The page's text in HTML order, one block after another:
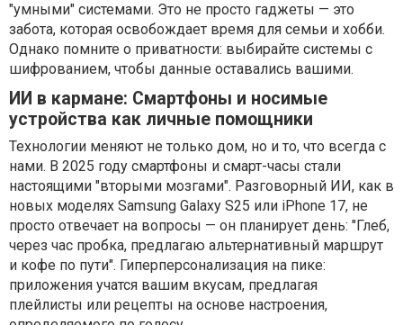
"умными" системами. Это не просто гаджеты — это
забота, которая освобождает время для семьи и хобби.
Однако помните о приватности: выбирайте системы с
шифрованием, чтобы данные оставались вашими.
ИИ в кармане: Смартфоны и носимые
устройства как личные помощники
Технологии меняют не только дом, но и то, что всегда с
нами. В 2025 году смартфоны и смарт-часы стали
настоящими "вторыми мозгами". Разговорный ИИ, как в
новых моделях Samsung Galaxy S25 или iPhone 17, не
просто отвечает на вопросы — он планирует день: "Глеб,
через час пробка, предлагаю альтернативный маршрут
и кофе по пути". Гиперперсонализация на пике:
приложения учатся вашим вкусам, предлагая
плейлисты или рецепты на основе настроения,